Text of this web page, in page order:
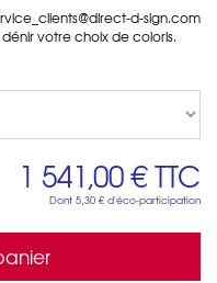
d-sign.com
votre choix de coloris.
1 541,00 €TTC
Dont 5,30 € d'éco-participation